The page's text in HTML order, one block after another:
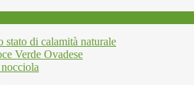
stato di calamità naturale
Verde Ovadese